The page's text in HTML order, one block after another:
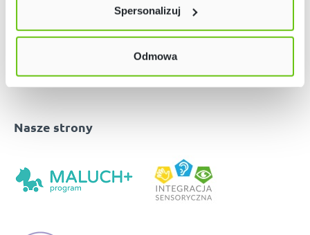
Polityce prywatności
Spersonalizuj
Odmowa
Nasze strony